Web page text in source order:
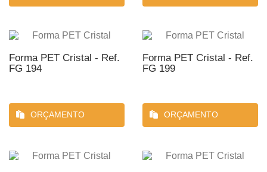
Forma PET Cristal - Ref.
FG 194
ORÇAMENTO
Forma PET Cristal - Ref.
FG 199
ORÇAMENTO